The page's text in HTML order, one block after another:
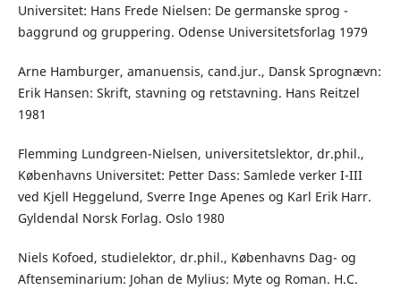
Universitet: Hans Frede Nielsen: De germanske sprog -
baggrund og gruppering. Odense Universitetsforlag 1979
Arne Hamburger, amanuensis, cand.jur., Dansk Sprognævn:
Erik Hansen: Skrift, stavning og retstavning. Hans Reitzel
1981
Flemming Lundgreen-Nielsen, universitetslektor, dr.phil.,
Københavns Universitet: Petter Dass: Samlede verker I-III
ved Kjell Heggelund, Sverre Inge Apenes og Karl Erik Harr.
Gyldendal Norsk Forlag. Oslo 1980
Niels Kofoed, studielektor, dr.phil., Københavns Dag- og
Aftenseminarium: Johan de Mylius: Myte og Roman. H.C.